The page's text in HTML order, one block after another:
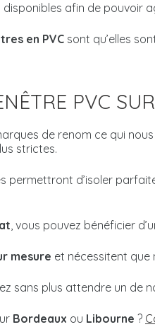
afin de pouvoir
en PVC sont qu’elles
PVC
de renom ce qui
strictes.
permettront d’isoler
, vous pouvez bénéficier
mesure et nécessitent que
sans plus attendre un de
Bordeaux ou Libourne ?